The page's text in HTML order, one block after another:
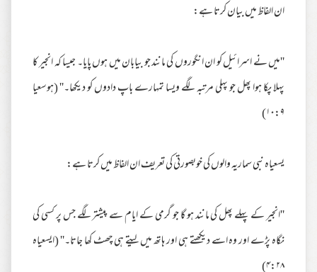
ان الفاظ میں بیان کرتا ہے:
''میں نے اسرائیل کو ان انگوروں کی مانند جو بیابان میں ہوں پایا۔ جیسا کہ انجیر کا
پہلا پکا ہوا پھل جو پہلی مرتبہ لگے ویسا تمہارے باپ دادوں کو دیکھا۔'' (ہوسعیا
۱۰:۹)
یسعیاہ نبی سماریہ والوں کی خوبصورتی کی تعریف ان الفاظ میں کرتا ہے:
''انجیر کے پہلے پھل کی مانند ہو گا جو گرمی کے ایام سے پیشتر لگے جس پر کسی کی
نگاہ پڑے اور وہ اسے دیکھتے ہی اور ہاتھ میں لیتے ہی چھٹ کھا جاتا۔'' (ایسعیاہ
۴:۲۸)